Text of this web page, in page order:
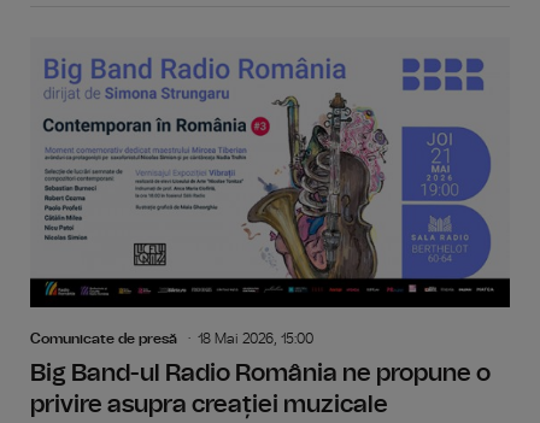
Comunicate de presă 18 Mai 2026, 15:00
Big Band-ul Radio România ne propune o
privire asupra creației muzicale